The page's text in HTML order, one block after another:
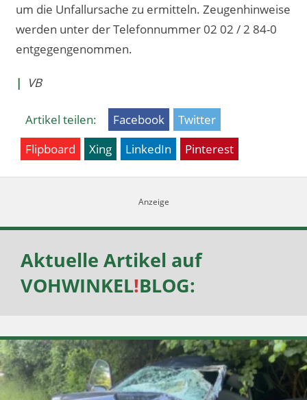
um die Unfallursache zu ermitteln. Zeugenhinweise
werden unter der Telefonnummer 02 02 / 2 84-0
entgegengenommen.
| VB
Artikel teilen: Facebook
Twitter
Flipboard
Xing LinkedIn Pinterest
Aktuelle Artikel auf
VOHWINKEL!BLOG: